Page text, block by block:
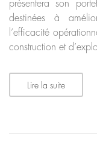
présentera son
destinées à
l’efficacité
construction et
Lire la suite